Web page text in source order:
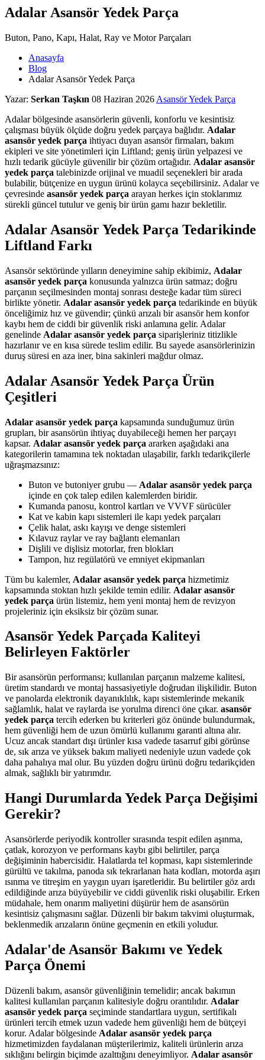
Adalar Asansör Yedek Parça
Buton, Pano, Kapı, Halat, Ray ve Motor Parçaları
Anasayfa
Blog
Adalar Asansör Yedek Parça
Yazar: Serkan Taşkın 08 Haziran 2026 Asansör Yedek Parça
Adalar bölgesinde asansörlerin güvenli, konforlu ve kesintisiz
çalışması büyük ölçüde doğru yedek parçaya bağlıdır. Adalar
asansör yedek parça ihtiyacı duyan asansör firmaları, bakım
ekipleri ve site yönetimleri için Liftland; geniş ürün yelpazesi ve
hızlı tedarik gücüyle güvenilir bir çözüm ortağıdır. Adalar asansör
yedek parça talebinizde orijinal ve muadil seçenekleri bir arada
bulabilir, bütçenize en uygun ürünü kolayca seçebilirsiniz. Adalar ve
çevresinde asansör yedek parça arayan herkes için stoklarımız
sürekli güncel tutulur ve geniş bir ürün gamı hazır bekletilir.
Adalar Asansör Yedek Parça Tedarikinde
Liftland Farkı
Asansör sektöründe yılların deneyimine sahip ekibimiz, Adalar
asansör yedek parça konusunda yalnızca ürün satmaz; doğru
parçanın seçilmesinden montaj sonrası desteğe kadar tüm süreci
birlikte yönetir. Adalar asansör yedek parça tedarikinde en büyük
önceliğimiz hız ve güvendir; çünkü arızalı bir asansör hem konfor
kaybı hem de ciddi bir güvenlik riski anlamına gelir. Adalar
genelinde Adalar asansör yedek parça siparişleriniz titizlikle
hazırlanır ve en kısa sürede teslim edilir. Bu sayede asansörlerinizin
duruş süresi en aza iner, bina sakinleri mağdur olmaz.
Adalar Asansör Yedek Parça Ürün
Çeşitleri
Adalar asansör yedek parça kapsamında sunduğumuz ürün
grupları, bir asansörün ihtiyaç duyabileceği hemen her parçayı
kapsar. Adalar asansör yedek parça ararken aşağıdaki ana
kategorilerin tamamına tek noktadan ulaşabilir, farklı tedarikçilerle
uğraşmazsınız:
Buton ve butoniyer grubu — Adalar asansör yedek parça
içinde en çok talep edilen kalemlerden biridir.
Kumanda panosu, kontrol kartları ve VVVF sürücüler
Kat ve kabin kapı sistemleri ile kapı yedek parçaları
Çelik halat, askı kayışı ve denge sistemleri
Kılavuz raylar ve ray bağlantı elemanları
Dişlili ve dişlisiz motorlar, fren blokları
Tampon, hız regülatörü ve emniyet ekipmanları
Tüm bu kalemler, Adalar asansör yedek parça hizmetimiz
kapsamında stoktan hızlı şekilde temin edilir. Adalar asansör
yedek parça ürün listemiz, hem yeni montaj hem de revizyon
projeleriniz için eksiksiz bir çözüm sunar.
Asansör Yedek Parçada Kaliteyi
Belirleyen Faktörler
Bir asansörün performansı; kullanılan parçanın malzeme kalitesi,
üretim standardı ve montaj hassasiyetiyle doğrudan ilişkilidir. Buton
ve panolarda elektronik dayanıklılık, kapı sistemlerinde mekanik
sağlamlık, halat ve raylarda ise yorulma direnci öne çıkar. asansör
yedek parça tercih ederken bu kriterleri göz önünde bulundurmak,
hem güvenliği hem de uzun ömürlü kullanımı garanti altına alır.
Ucuz ancak standart dışı ürünler kısa vadede tasarruf gibi görünse
de, sık arıza ve yüksek bakım maliyeti nedeniyle uzun vadede çok
daha pahalıya mal olur. Bu yüzden doğru ürünü doğru tedarikçiden
almak, sağlıklı bir yatırımdır.
Hangi Durumlarda Yedek Parça Değişimi
Gerekir?
Asansörlerde periyodik kontroller sırasında tespit edilen aşınma,
çatlak, korozyon ve performans kaybı gibi belirtiler, parça
değişiminin habercisidir. Halatlarda tel kopması, kapı sistemlerinde
gürültü ve takılma, panoda sık tekrarlanan hata kodları, motorda aşırı
ısınma ve titreşim en yaygın uyarı işaretleridir. Bu belirtiler göz ardı
edildiğinde arıza büyüyebilir ve ciddi güvenlik riski oluşabilir. Erken
müdahale, hem onarım maliyetini düşürür hem de asansörün
kesintisiz çalışmasını sağlar. Düzenli bir bakım takvimi oluşturmak,
beklenmedik arızaların önüne geçmenin en etkili yoludur.
Adalar'de Asansör Bakımı ve Yedek
Parça Önemi
Düzenli bakım, asansör güvenliğinin temelidir; ancak bakımın
kalitesi kullanılan parçanın kalitesiyle doğru orantılıdır. Adalar
asansör yedek parça seçiminde standartlara uygun, sertifikalı
ürünleri tercih etmek uzun vadede hem güvenliği hem de bütçeyi
korur. Adalar bölgesinde Adalar asansör yedek parça
hizmetimizden faydalanan müşterilerimiz, kaliteli ürünlerin arıza
sıklığını belirgin biçimde azalttığını deneyimliyor. Adalar asansör